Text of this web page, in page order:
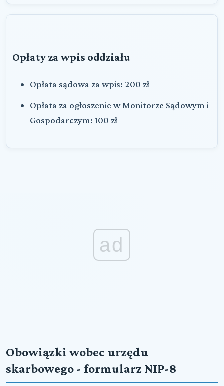
Opłaty za wpis oddziału
Opłata sądowa za wpis: 200 zł
Opłata za ogłoszenie w Monitorze Sądowym i
Gospodarczym: 100 zł
ad
Obowiązki wobec urzędu
skarbowego - formularz NIP-8